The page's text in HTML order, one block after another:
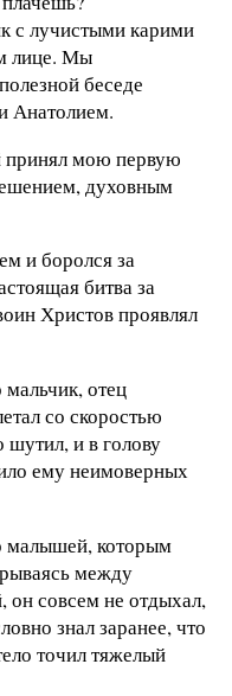
с лучистыми карими
лице. Мы
беседе
Анатолием.
принял мою первую
духовным
и боролся за
битва за
Христов проявлял
отец
со скоростью
шутил, и в голову
ему неимоверных
малышей, которым
между
он совсем не отдыхал,
знал заранее, что
точил тяжелый